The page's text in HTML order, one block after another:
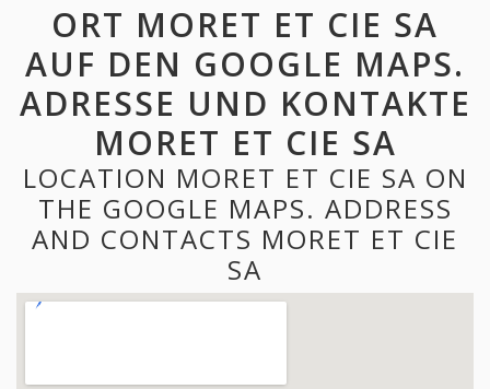
ORT MORET ET CIE SA
AUF DEN GOOGLE MAPS.
ADRESSE UND KONTAKTE
MORET ET CIE SA
LOCATION MORET ET CIE SA ON
THE GOOGLE MAPS. ADDRESS
AND CONTACTS MORET ET CIE
SA